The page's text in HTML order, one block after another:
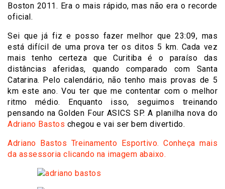
Boston 2011. Era o mais rápido, mas não era o recorde
oficial.
Sei que já fiz e posso fazer melhor que 23:09, mas
está difícil de uma prova ter os ditos 5 km. Cada vez
mais tenho certeza que Curitiba é o paraíso das
distâncias aferidas, quando comparado com Santa
Catarina. Pelo calendário, não tenho mais provas de 5
km este ano. Vou ter que me contentar com o melhor
ritmo médio. Enquanto isso, seguimos treinando
pensando na Golden Four ASICS SP. A planilha nova do
Adriano Bastos chegou e vai ser bem divertido.
Adriano Bastos Treinamento Esportivo. Conheça mais
da assessoria clicando na imagem abaixo.